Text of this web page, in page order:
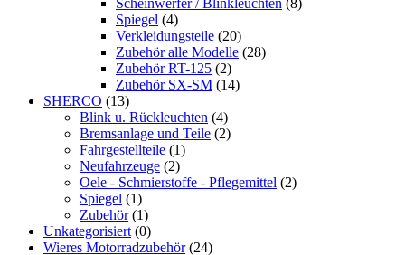
Scheinwerfer / Blinkleuchten (8)
Spiegel (4)
Verkleidungsteile (20)
Zubehör alle Modelle (28)
Zubehör RT-125 (2)
Zubehör SX-SM (14)
SHERCO (13)
Blink u. Rückleuchten (4)
Bremsanlage und Teile (2)
Fahrgestellteile (1)
Neufahrzeuge (2)
Oele - Schmierstoffe - Pflegemittel (2)
Spiegel (1)
Zubehör (1)
Unkategorisiert (0)
Wieres Motorradzubehör (24)